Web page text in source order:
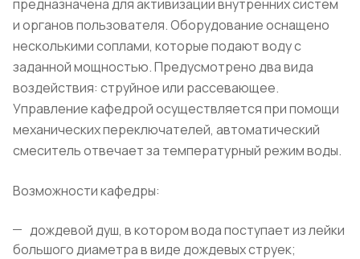
предназначена для активизации внутренних систем
и органов пользователя. Оборудование оснащено
несколькими соплами, которые подают воду с
заданной мощностью. Предусмотрено два вида
воздействия: струйное или рассевающее.
Управление кафедрой осуществляется при помощи
механических переключателей, автоматический
смеситель отвечает за температурный режим воды.
Возможности кафедры:
дождевой душ, в котором вода поступает из лейки
большого диаметра в виде дождевых струек;